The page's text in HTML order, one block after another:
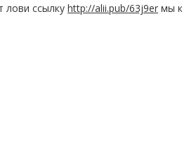
лови ссылку http://alii.pub/63j9er мы